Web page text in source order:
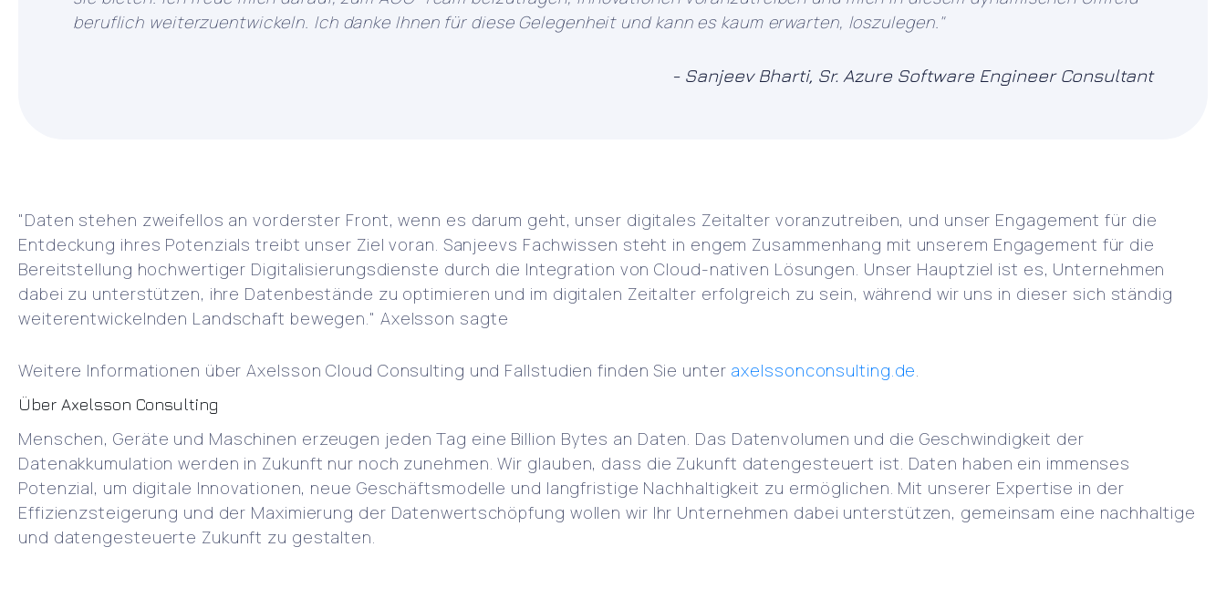
beruflich weiterzuentwickeln. Ich danke Ihnen für diese Gelegenheit und kann es kaum erwarten, loszulegen."
- Sanjeev Bharti, Sr. Azure Software Engineer Consultant
"Daten stehen zweifellos an vorderster Front, wenn es darum geht, unser digitales Zeitalter voranzutreiben, und unser Engagement für die
Entdeckung ihres Potenzials treibt unser Ziel voran. Sanjeevs Fachwissen steht in engem Zusammenhang mit unserem Engagement für die
Bereitstellung hochwertiger Digitalisierungsdienste durch die Integration von Cloud-nativen Lösungen. Unser Hauptziel ist es, Unternehmen
dabei zu unterstützen, ihre Datenbestände zu optimieren und im digitalen Zeitalter erfolgreich zu sein, während wir uns in dieser sich ständig
weiterentwickelnden Landschaft bewegen." Axelsson sagte
Weitere Informationen über Axelsson Cloud Consulting und Fallstudien finden Sie unter axelssonconsulting.de.
Über Axelsson Consulting
Menschen, Geräte und Maschinen erzeugen jeden Tag eine Billion Bytes an Daten. Das Datenvolumen und die Geschwindigkeit der
Datenakkumulation werden in Zukunft nur noch zunehmen. Wir glauben, dass die Zukunft datengesteuert ist. Daten haben ein immenses
Potenzial, um digitale Innovationen, neue Geschäftsmodelle und langfristige Nachhaltigkeit zu ermöglichen. Mit unserer Expertise in der
Effizienzsteigerung und der Maximierung der Datenwertschöpfung wollen wir Ihr Unternehmen dabei unterstützen, gemeinsam eine nachhaltige
und datengesteuerte Zukunft zu gestalten.